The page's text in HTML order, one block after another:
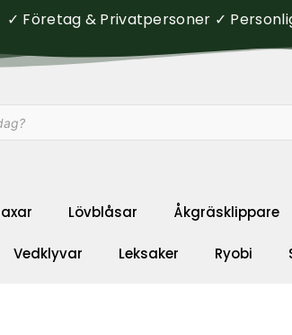
Företag & Privatpersoner ✓
Lövblåsar Åkgräsklippare
Vedklyvar Leksaker Ryobi